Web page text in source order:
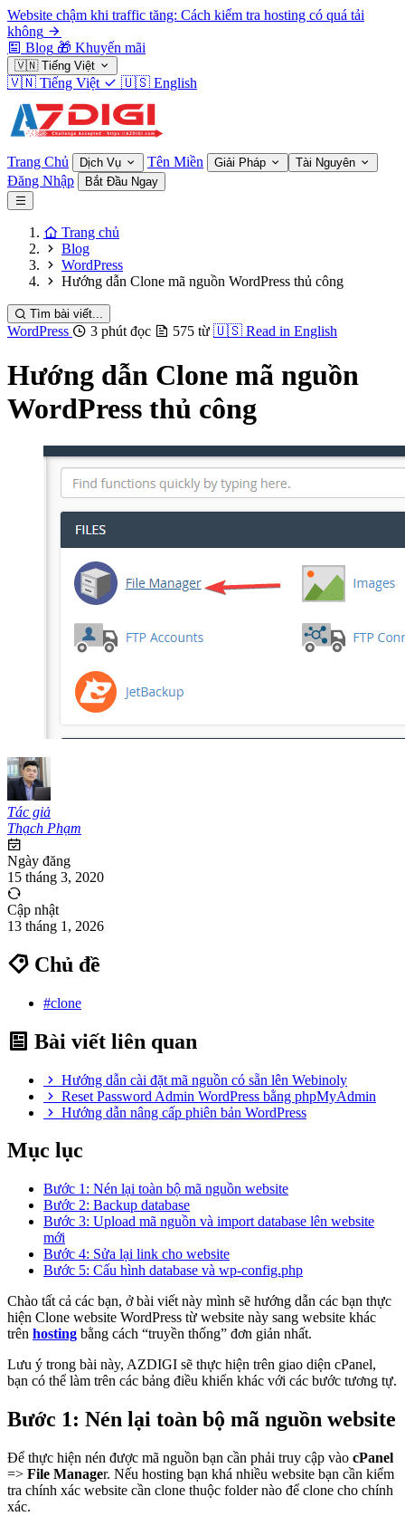
Website chậm khi traffic tăng: Cách kiểm tra hosting có quá tải
không
Blog 🎁 Khuyến mãi
🇻🇳 Tiếng Việt
🇻🇳 Tiếng Việt 🇺🇸 English
Trang Chủ Dịch Vụ Tên Miền Giải Pháp Tài Nguyên
Đăng Nhập Bắt Đầu Ngay
Trang chủ
Blog
WordPress
Hướng dẫn Clone mã nguồn WordPress thủ công
Tìm bài viết...
WordPress 3 phút đọc 575 từ 🇺🇸 Read in English
Hướng dẫn Clone mã nguồn
WordPress thủ công
Tác giả
Thạch Phạm
Ngày đăng
15 tháng 3, 2020
Cập nhật
13 tháng 1, 2026
Chủ đề
#clone
Bài viết liên quan
Hướng dẫn cài đặt mã nguồn có sẵn lên Webinoly
Reset Password Admin WordPress bằng phpMyAdmin
Hướng dẫn nâng cấp phiên bản WordPress
Mục lục
Bước 1: Nén lại toàn bộ mã nguồn website
Bước 2: Backup database
Bước 3: Upload mã nguồn và import database lên website
mới
Bước 4: Sửa lại link cho website
Bước 5: Cấu hình database và wp-config.php
Chào tất cả các bạn, ở bài viết này mình sẽ hướng dẫn các bạn thực
hiện Clone website WordPress từ website này sang website khác
trên hosting bằng cách “truyền thống” đơn giản nhất.
Lưu ý trong bài này, AZDIGI sẽ thực hiện trên giao diện cPanel,
bạn có thể làm trên các bảng điều khiển khác với các bước tương tự.
Bước 1: Nén lại toàn bộ mã nguồn website
Để thực hiện nén được mã nguồn bạn cần phải truy cập vào cPanel
=> File Manager. Nếu hosting bạn khá nhiều website bạn cần kiểm
tra chính xác website cần clone thuộc folder nào để clone cho chính
xác.